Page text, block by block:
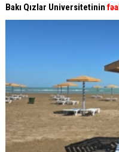
Bakı Qızlar Universitetinin